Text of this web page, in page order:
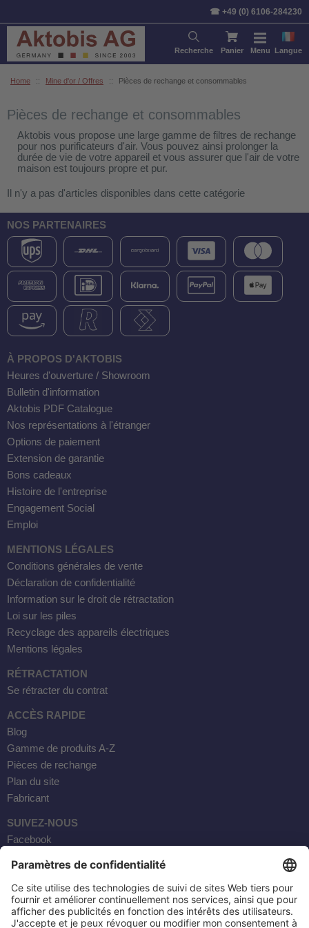
☎ +49 (0) 6106-284230
Recherche Panier Menu Langue
WDH-AP1212
220B
660b
988b
C03
AP1101
H3
AF500B
Home :: Mine d'or / Offres :: Pièces de rechange et consommables
Pièces de rechange et consommables
Aktobis vous propose une large gamme de filtres de rechange
pour nos purificateurs d'air. Vous pouvez ainsi prolonger la
durée de vie de votre appareil et vous assurer que l'air de votre
maison est toujours propre et pur.
Il n'y a pas d'articles disponibles dans cette catégorie
NOS PARTENAIRES
À PROPOS D'AKTOBIS
Heures d'ouverture / Showroom
Bulletin d'information
Aktobis PDF Catalogue
Nos représentations à l'étranger
Options de paiement
Extension de garantie
Bons cadeaux
Histoire de l'entreprise
Engagement Social
Emploi
MENTIONS LÉGALES
Conditions générales de vente
Déclaration de confidentialité
Information sur le droit de rétractation
Loi sur les piles
Recyclage des appareils électriques
Mentions légales
RÉTRACTATION
Se rétracter du contrat
ACCÈS RAPIDE
Blog
Gamme de produits A-Z
Pièces de rechange
Plan du site
Fabricant
SUIVEZ-NOUS
Facebook
YouTube
Courrier électronique
AKTOBIS AG